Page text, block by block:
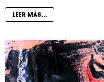
LEER MÁS...